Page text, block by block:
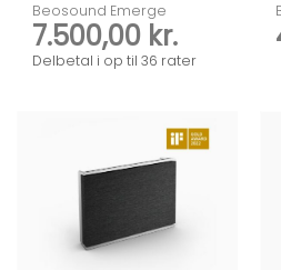
Beosound Emerge
7.500,00 kr.
Delbetal i op til 36 rater